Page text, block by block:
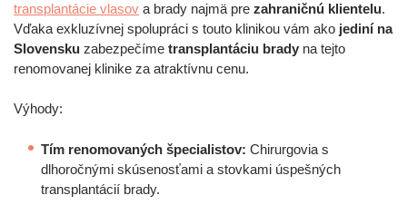
transplantácie vlasov a brady najmä pre zahraničnú klientelu.
Vďaka exkluzívnej spolupráci s touto klinikou vám ako jediní na
Slovensku zabezpečíme transplantáciu brady na tejto
renomovanej klinike za atraktívnu cenu.
Výhody:
Tím renomovaných špecialistov: Chirurgovia s
dlhoročnými skúsenosťami a stovkami úspešných
transplantácií brady.